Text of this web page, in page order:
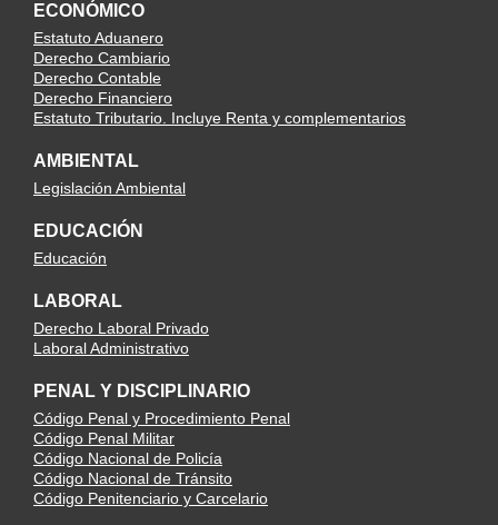
ECONÓMICO
Estatuto Aduanero
Derecho Cambiario
Derecho Contable
Derecho Financiero
Estatuto Tributario. Incluye Renta y complementarios
AMBIENTAL
Legislación Ambiental
EDUCACIÓN
Educación
LABORAL
Derecho Laboral Privado
Laboral Administrativo
PENAL Y DISCIPLINARIO
Código Penal y Procedimiento Penal
Código Penal Militar
Código Nacional de Policía
Código Nacional de Tránsito
Código Penitenciario y Carcelario